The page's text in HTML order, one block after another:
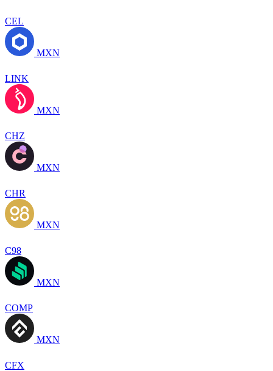
CEL
MXN
LINK
MXN
CHZ
MXN
CHR
MXN
C98
MXN
COMP
MXN
CFX